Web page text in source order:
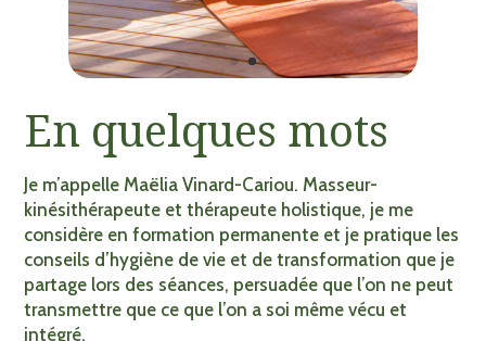
En quelques mots
Je m’appelle Maëlia Vinard-Cariou. Masseur-
kinésithérapeute et thérapeute holistique, je me
considère en formation permanente et je pratique les
conseils d’hygiène de vie et de transformation que je
partage lors des séances, persuadée que l’on ne peut
transmettre que ce que l’on a soi même vécu et